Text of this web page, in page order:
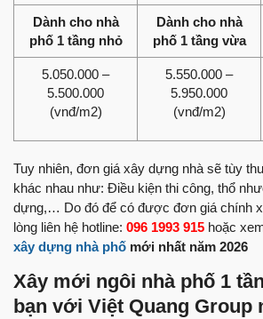
Dành cho nhà
phố 1 tầng nhỏ
Dành cho nhà
phố 1 tầng vừa
5.050.000 –
5.500.000
(vnđ/m2)
5.550.000 –
5.950.000
(vnđ/m2)
Tuy nhiên, đơn giá xây dựng nhà sẽ tùy
khác nhau như: Điều kiện thi công, thổ
dựng,… Do đó để có được đơn giá chính
lòng liên hệ hotline: 096 1993 915 hoặc
xây dựng nhà phố mới nhất năm 2026
Xây mới ngôi nhà phố 1
bạn với Việt Quang Group